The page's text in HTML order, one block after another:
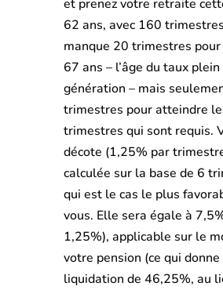
et prenez votre retraite
62 ans, avec 160
manque 20 trimestres
67 ans – l’âge du taux
génération – mais
trimestres pour atteindre
trimestres qui sont requis.
décote (1,25% par
calculée sur la base de 6
qui est le cas le plus
vous. Elle sera égale à
1,25%), applicable sur le
votre pension (ce qui
liquidation de 46,25%, au